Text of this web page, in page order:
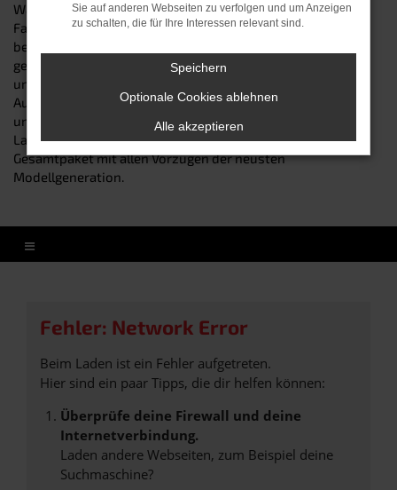
Wagens bleibt dadurch unverändert. Schließlich wurde das
Fahrzeug während der Zulassung keinen Kilometer weit
bewegt und wartet demnach „jungfräulich“ auf Ihre erste
gemeinsame Fahrt. Besuchen sie uns online oder an einem
unserer Standorte und entdecken Sie unsere verlockende
Auswahl an Hyundai TUCSON Tageszulassungen mit
unterschiedlichen Motorisierungen, Ausstattungen und
Lackierungen. Wir garantieren Ihnen ein attraktives
Gesamtpaket mit allen Vorzügen der neusten
Modellgeneration.
Fehler: Network Error
Beim Laden ist ein Fehler aufgetreten.
Hier sind ein paar Tipps, die dir helfen können:
Überprüfe deine Firewall und deine
Internetverbindung.
Laden andere Webseiten, zum Beispiel deine
Suchmaschine?
Sie auf anderen Webseiten zu verfolgen und um Anzeigen
zu schalten, die für Ihre Interessen relevant sind.
Speichern
Optionale Cookies ablehnen
Alle akzeptieren